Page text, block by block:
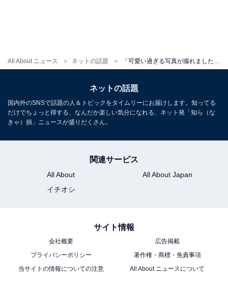
All About ニュース ネットの話題
ネットの話題
国内外のSNSで話題の人＆トピックをタイムリーにお届けします。知ってる
だけでちょっと得する、なんだか楽しい気分になれる、ネット発「知ら（な
きゃ）損」ニュースが盛りだくさん。
関連サービス
All About
All About Japan
イチオシ
サイト情報
会社概要
広告掲載
プライバシーポリシー
著作権・商標・免責事項
当サイトの情報についての注意
All About ニュースについて